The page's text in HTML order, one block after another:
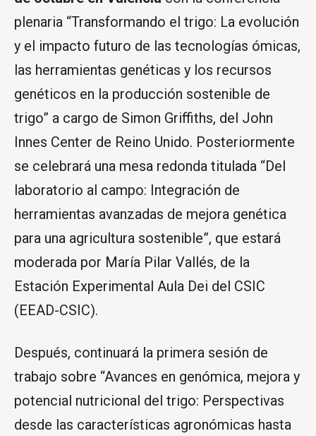
plenaria “Transformando el trigo: La evolución
y el impacto futuro de las tecnologías ómicas,
las herramientas genéticas y los recursos
genéticos en la producción sostenible de
trigo” a cargo de Simon Griffiths, del John
Innes Center de Reino Unido. Posteriormente
se celebrará una mesa redonda titulada “Del
laboratorio al campo: Integración de
herramientas avanzadas de mejora genética
para una agricultura sostenible”, que estará
moderada por María Pilar Vallés, de la
Estación Experimental Aula Dei del CSIC
(EEAD-CSIC).
Después, continuará la primera sesión de
trabajo sobre “Avances en genómica, mejora y
potencial nutricional del trigo: Perspectivas
desde las características agronómicas hasta